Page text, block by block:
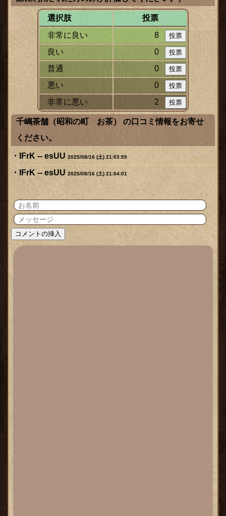
選択肢
投票
非常に良い
8
良い
0
普通
0
悪い
0
非常に悪い
2
千嶋茶舗（昭和の町 お茶） の口コミ情報をお寄せ
ください。
IFrK -- esUU 2025/08/16 (土) 21:03:59
IFrK -- esUU 2025/08/16 (土) 21:04:01